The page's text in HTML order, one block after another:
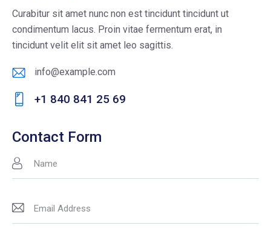
Curabitur sit amet nunc non est tincidunt tincidunt ut
condimentum lacus. Proin vitae fermentum erat, in
tincidunt velit elit sit amet leo sagittis.
E-
m
:
info@example.com
on
+1 840 841 25 69
Contact Form